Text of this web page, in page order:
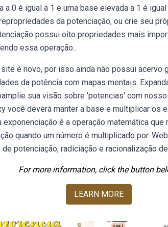
a 0 é igual a 1 e uma base elevada a 1 é
da potenciação, ou crie seu
possui oito propriedades mais
essa operação:.
é novo, por isso ainda não possui acervo
da potência com mapas mentais.
sua visão sobre 'potencias' com
você deverá manter a base e multiplicar os
exponenciação é a operação matemática
quando um número é multiplicado por.
potenciação, radiciação e racionalização
For more information, click the button
LEARN MORE